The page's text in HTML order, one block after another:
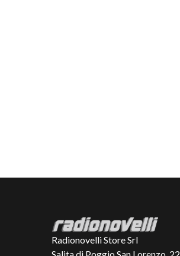
Radionovelli Store Srl